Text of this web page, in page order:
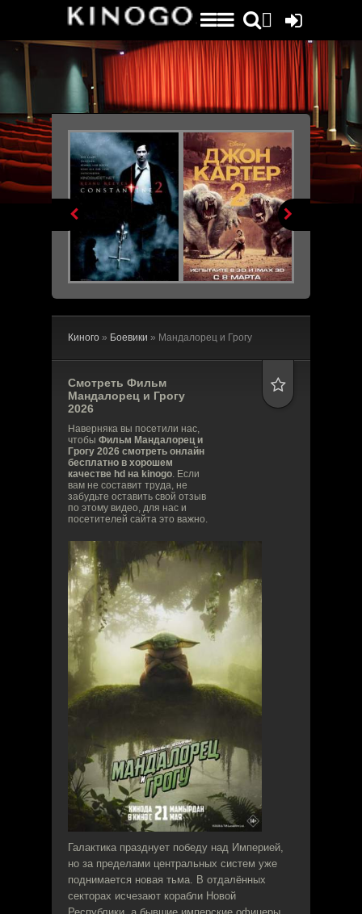
File engine/metagen.php not found.
 
Киного » Боевики » Мандалорец и Грогу
Смотреть Фильм
Мандалорец и Грогу
2026
Наверняка вы посетили нас,
чтобы Фильм Мандалорец и
Грогу 2026 смотреть онлайн
бесплатно в хорошем
качестве hd на kinogo. Если
вам не составит труда, не
забудьте оставить свой отзыв
по этому видео, для нас и
посетителей сайта это важно.
Галактика празднует победу над Империей,
но за пределами центральных систем уже
поднимается новая тьма. В отдалённых
секторах исчезают корабли Новой